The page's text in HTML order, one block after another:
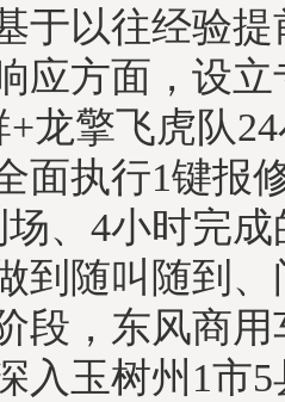
于以往经验
应方面，设
龙擎飞虎队
面执行1键报
、4小时完
到随叫随到
段，东风商
入玉树州1市